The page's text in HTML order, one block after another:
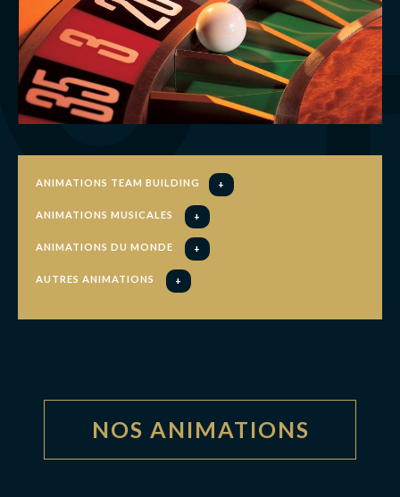
ANIMATIONS TEAM BUILDING +
ANIMATIONS MUSICALES +
ANIMATIONS DU MONDE +
AUTRES ANIMATIONS +
NOS ANIMATIONS